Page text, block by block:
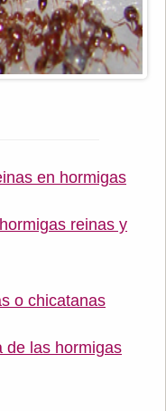
en hormigas
reinas y
o chicatanas
de las hormigas